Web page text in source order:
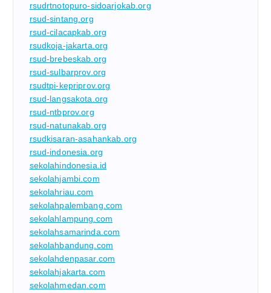
rsudrtnotopuro-sidoarjokab.org
rsud-sintang.org
rsud-cilacapkab.org
rsudkoja-jakarta.org
rsud-brebeskab.org
rsud-sulbarprov.org
rsudtpi-kepriprov.org
rsud-langsakota.org
rsud-ntbprov.org
rsud-natunakab.org
rsudkisaran-asahankab.org
rsud-indonesia.org
sekolahindonesia.id
sekolahjambi.com
sekolahriau.com
sekolahpalembang.com
sekolahlampung.com
sekolahsamarinda.com
sekolahbandung.com
sekolahdenpasar.com
sekolahjakarta.com
sekolahmedan.com